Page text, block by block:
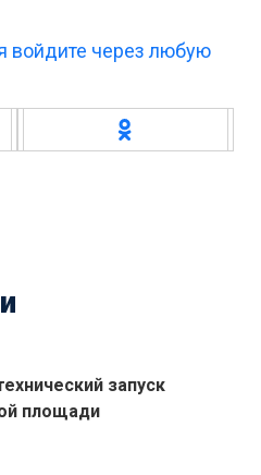
войдите через любую
запуск
площади